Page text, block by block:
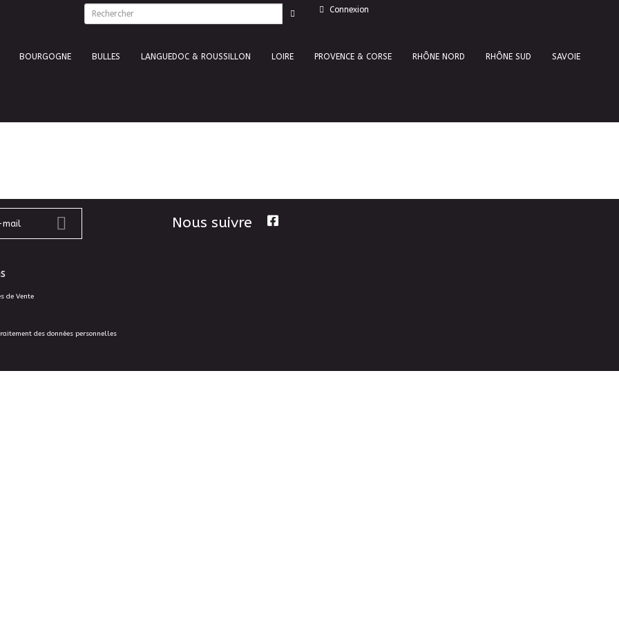
Connexion
BOURGOGNE BULLES LANGUEDOC & ROUSSILLON LOIRE PROVENCE & CORSE RHÔNE NORD RHÔNE SUD SAVOIE
Nous suivre
de Vente
des données personnelles